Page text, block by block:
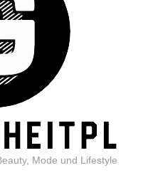
Mode und Lifestyle